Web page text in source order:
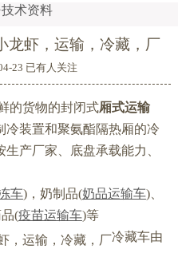
技术资料
龙虾，运输，冷藏，厂
23 已有人关注
的货物的封闭式厢式运输
冷装置和聚氨酯隔热厢的冷
产厂家、底盘承载能力、
车)，奶制品(奶品运输车)、
(疫苗运输车)等
冷藏车由